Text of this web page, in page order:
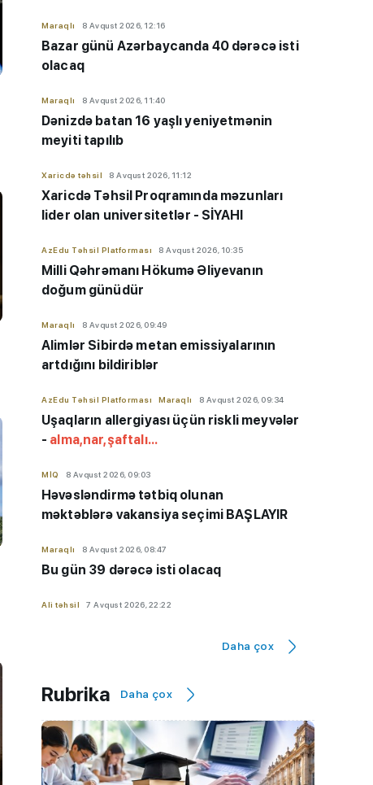
Maraqlı 8 Avqust 2026, 12:16
Bazar günü Azərbaycanda 40 dərəcə isti
olacaq
Maraqlı 8 Avqust 2026, 11:40
Dənizdə batan 16 yaşlı yeniyetmənin
meyiti tapılıb
Xaricdə təhsil 8 Avqust 2026, 11:12
Xaricdə Təhsil Proqramında məzunları
lider olan universitetlər - SİYAHI
AzEdu Təhsil Platforması 8 Avqust 2026, 10:35
Milli Qəhrəmanı Hökumə Əliyevanın
doğum günüdür
Maraqlı 8 Avqust 2026, 09:49
Alimlər Sibirdə metan emissiyalarının
artdığını bildiriblər
AzEdu Təhsil Platforması Maraqlı 8 Avqust 2026, 09:34
Uşaqların allergiyası üçün riskli meyvələr
- alma,nar,şaftalı...
MİQ 8 Avqust 2026, 09:03
Həvəsləndirmə tətbiq olunan
məktəblərə vakansiya seçimi BAŞLAYIR
Maraqlı 8 Avqust 2026, 08:47
Bu gün 39 dərəcə isti olacaq
Ali təhsil 7 Avqust 2026, 22:22
düşünün! - Rektordan abituriyentlərə
Hadisə 7 Avqust 2026, 20:16
Ağdaşda erkən nikahın qarşısı alındı
AzEdu Təhsil Platforması 7 Avqust 2026, 17:36
Küləkli hava şəraiti ilə bağlı sarı
Daha çox
Rubrika Daha çox